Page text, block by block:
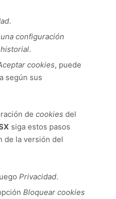
.
configuración
.
cookies, puede
según sus
de cookies del
siga estos pasos
de la versión del
Privacidad.
Bloquear cookies